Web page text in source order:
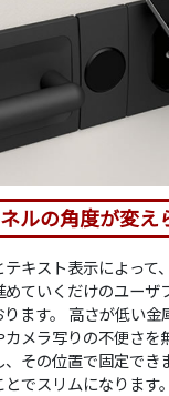
ルの角度が変え
テキスト表示によって
めていくだけのユーザ
ます。 高さが低い
カメラ写りの不便さを
その位置で固定でき
でスリムになります。